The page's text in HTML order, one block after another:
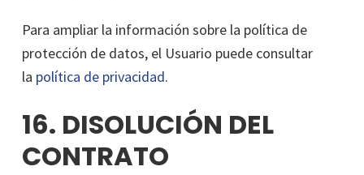
Para ampliar la información sobre la política de
protección de datos, el Usuario puede consultar
la política de privacidad.
16. DISOLUCIÓN DEL
CONTRATO